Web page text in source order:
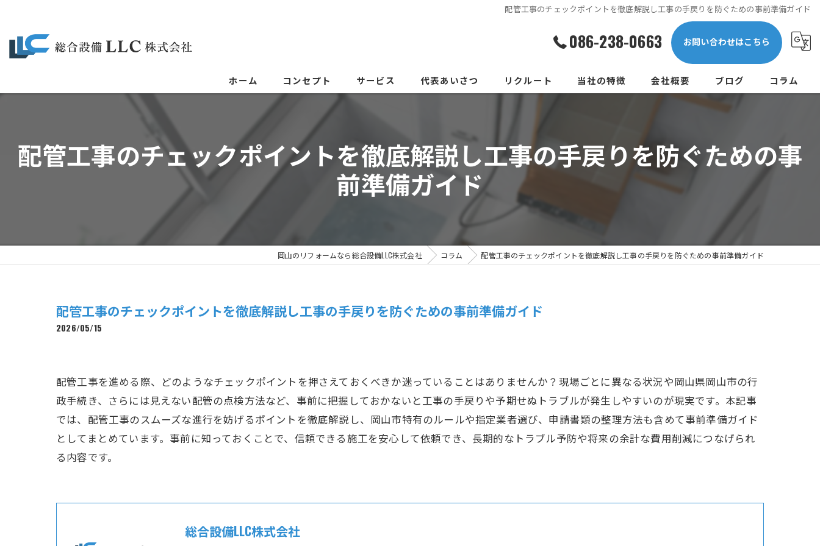
配管工事のチェックポイントを徹底解説し工事の手戻りを防ぐための事前準備ガイド
086-238-0663 お問い合わせはこちら
ホーム コンセプト サービス 代表あいさつ リクルート 当社の特徴
キッチン
会社概要 ブログ コラム
配管工事のチェックポイントを徹底解説し工事の手戻りを防ぐための事
前準備ガイド
岡山のリフォームなら総合設備LLC株式会社 コラム 配管工事のチェックポイントを徹底解説し工事の手戻りを防ぐための事前準備ガイド
配管工事のチェックポイントを徹底解説し工事の手戻りを防ぐための事前準備ガイド
2026/05/15
配管工事を進める際、どのようなチェックポイントを押さえておくべきか迷っていることはありませんか？現場ごとに異なる状況や岡山県岡山市の行
政手続き、さらには見えない配管の点検方法など、事前に把握しておかないと工事の手戻りや予期せぬトラブルが発生しやすいのが現実です。本記事
では、配管工事のスムーズな進行を妨げるポイントを徹底解説し、岡山市特有のルールや指定業者選び、申請書類の整理方法も含めて事前準備ガイド
としてまとめています。事前に知っておくことで、信頼できる施工を安心して依頼でき、長期的なトラブル予防や将来の余計な費用削減につなげられ
る内容です。
総合設備LLC株式会社